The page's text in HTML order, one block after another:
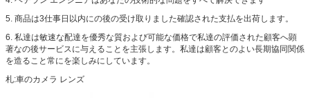
5. 商品は3仕事日以内にの後の受け取りました確認された支払を出荷します。
6. 私達は敏速な配達を優秀な質および可能な価格で私達の評価された顧客へ顕
著なの後サービスに与えることを主張します。私達は顧客とのよい長期協同関係
を造ること常にを楽しみにしています。
札:車のカメラ レンズ